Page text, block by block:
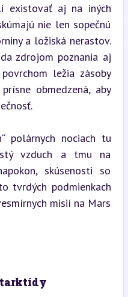
existovať aj na iných
nie len sopečnú
a ložiská nerastov.
zdrojom poznania aj
ležia zásoby
obmedzená, aby
polárnych nociach tu
vzduch a tmu na
skúsenosti so
tvrdých podmienkach
misií na Mars